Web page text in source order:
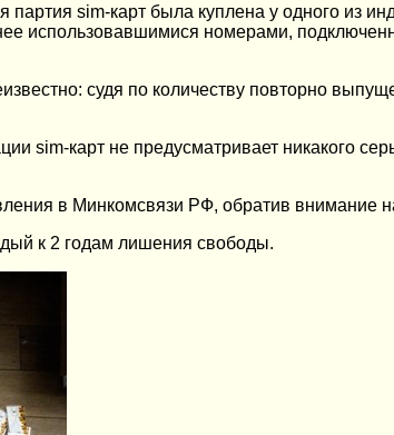
sim-карт была куплена у одного из
использовавшимися номерами,
судя по количеству повторно
sim-карт не предусматривает никакого
в Минкомсвязи РФ, обратив внимание
к 2 годам лишения свободы.